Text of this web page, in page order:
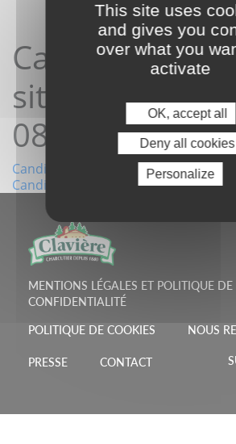
Candidature
site 29/01/2026
08:19:51
Navigation
l’article
Candidature depuis le site 26/01/2026
Candidature depuis le site 09/02/2026
MENTIONS LÉGALES ET POLITIQUE DE
CONFIDENTIALITÉ
POLITIQUE DE COOKIES NOUS
PRESSE CONTACT
This site uses
and gives you
over what you
activate
OK, accept all
Deny all cookies
Personalize